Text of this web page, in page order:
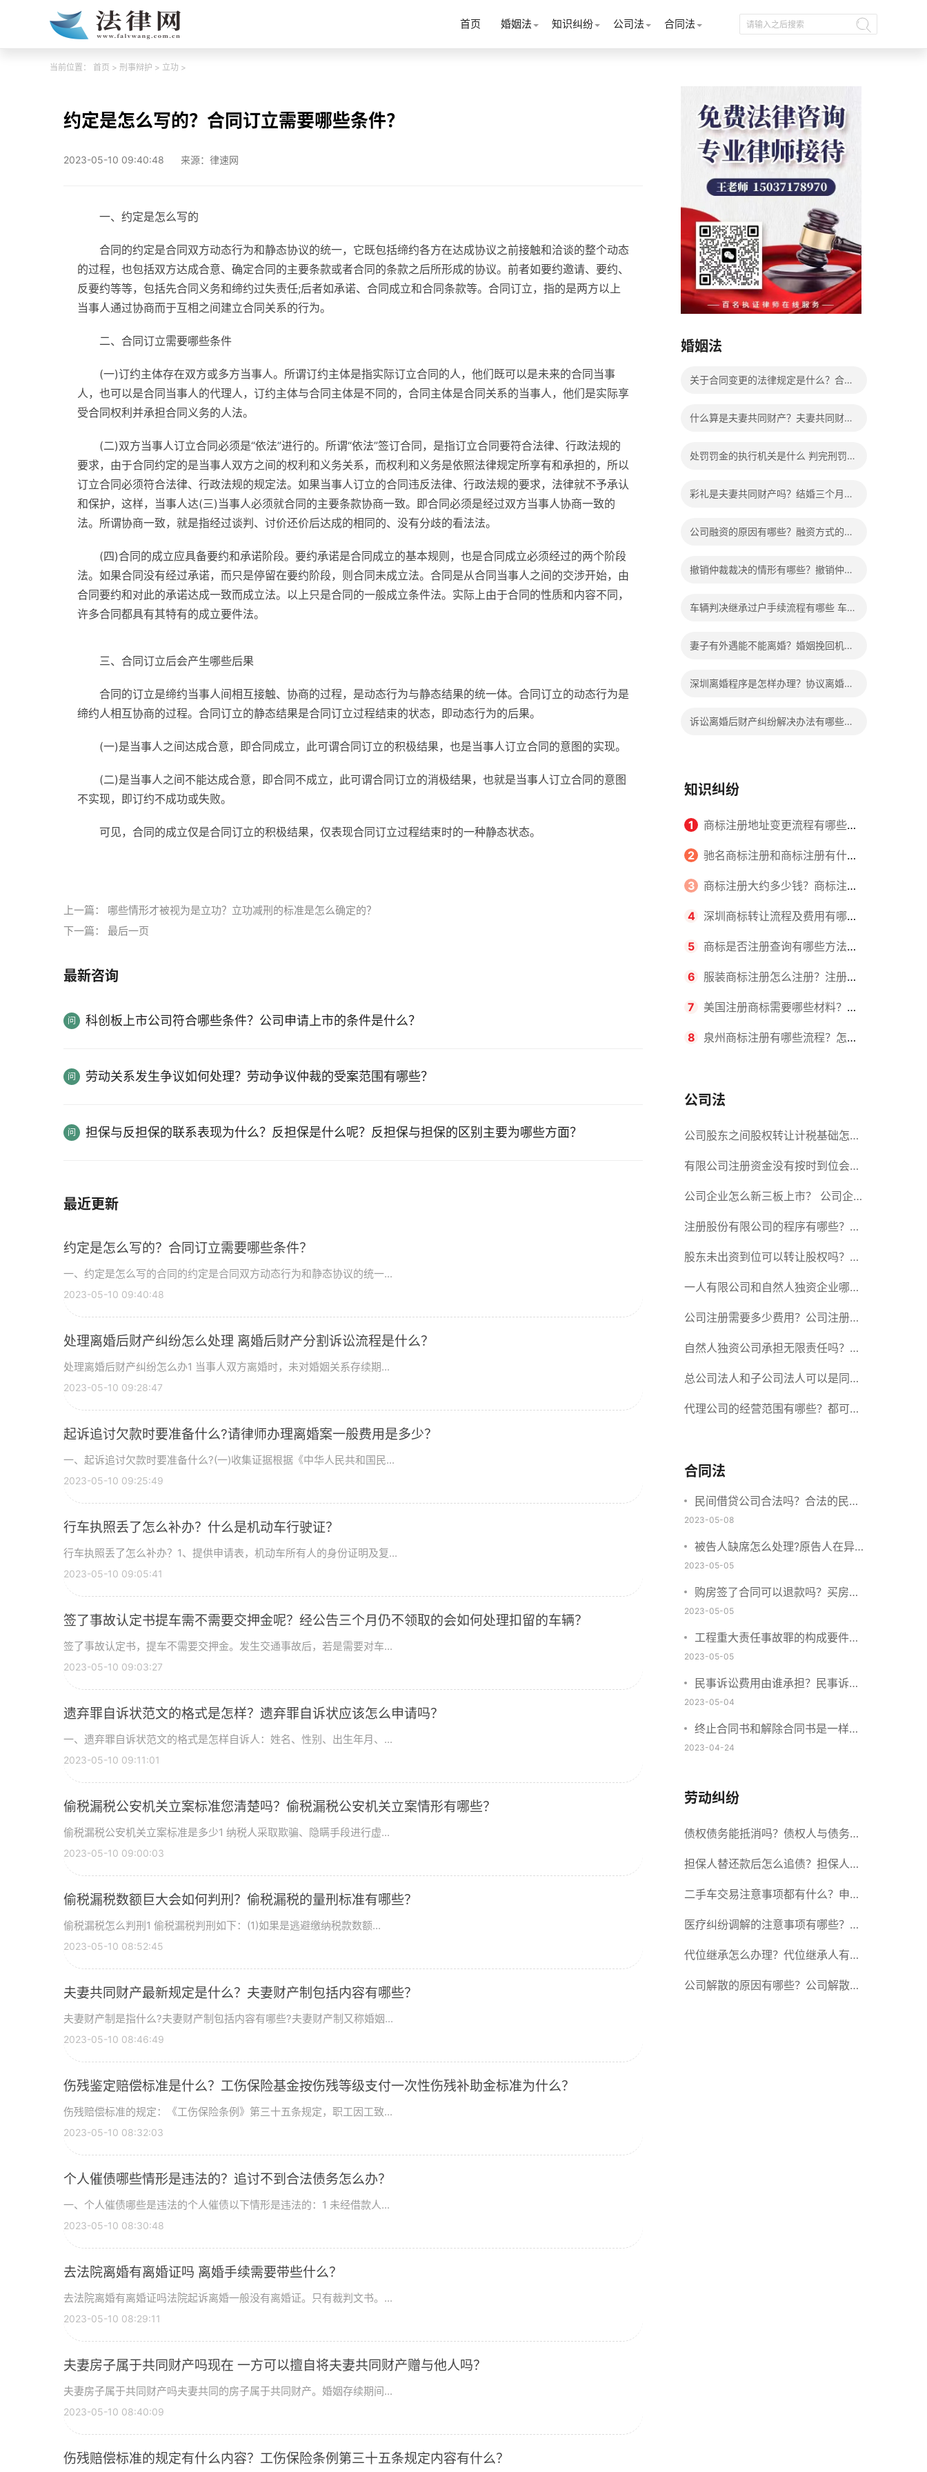
首页 婚姻法 知识纠纷 公司法 合同法
当前位置： 首页 > 刑事辩护 > 立功 >
约定是怎么写的？合同订立需要哪些条件？
2023-05-10 09:40:48 来源：律速网
一、约定是怎么写的
合同的约定是合同双方动态行为和静态协议的统一，它既包括缔约各方在达成协议之前接触和洽谈的整个动态
的过程，也包括双方达成合意、确定合同的主要条款或者合同的条款之后所形成的协议。前者如要约邀请、要约、
反要约等等，包括先合同义务和缔约过失责任;后者如承诺、合同成立和合同条款等。合同订立，指的是两方以上
当事人通过协商而于互相之间建立合同关系的行为。
二、合同订立需要哪些条件
(一)订约主体存在双方或多方当事人。所谓订约主体是指实际订立合同的人，他们既可以是未来的合同当事
人，也可以是合同当事人的代理人，订约主体与合同主体是不同的，合同主体是合同关系的当事人，他们是实际享
受合同权利并承担合同义务的人法。
(二)双方当事人订立合同必须是“依法”进行的。所谓“依法”签订合同，是指订立合同要符合法律、行政法规的
要求，由于合同约定的是当事人双方之间的权利和义务关系，而权利和义务是依照法律规定所享有和承担的，所以
订立合同必须符合法律、行政法规的规定法。如果当事人订立的合同违反法律、行政法规的要求，法律就不予承认
和保护，这样，当事人达(三)当事人必须就合同的主要条款协商一致。即合同必须是经过双方当事人协商一致的
法。所谓协商一致，就是指经过谈判、讨价还价后达成的相同的、没有分歧的看法法。
(四)合同的成立应具备要约和承诺阶段。要约承诺是合同成立的基本规则，也是合同成立必须经过的两个阶段
法。如果合同没有经过承诺，而只是停留在要约阶段，则合同未成立法。合同是从合同当事人之间的交涉开始，由
合同要约和对此的承诺达成一致而成立法。以上只是合同的一般成立条件法。实际上由于合同的性质和内容不同，
许多合同都具有其特有的成立要件法。
三、合同订立后会产生哪些后果
合同的订立是缔约当事人间相互接触、协商的过程，是动态行为与静态结果的统一体。合同订立的动态行为是
缔约人相互协商的过程。合同订立的静态结果是合同订立过程结束的状态，即动态行为的后果。
(一)是当事人之间达成合意，即合同成立，此可谓合同订立的积极结果，也是当事人订立合同的意图的实现。
(二)是当事人之间不能达成合意，即合同不成立，此可谓合同订立的消极结果，也就是当事人订立合同的意图
不实现，即订约不成功或失败。
可见，合同的成立仅是合同订立的积极结果，仅表现合同订立过程结束时的一种静态状态。
上一篇： 哪些情形才被视为是立功？立功减刑的标准是怎么确定的？
下一篇： 最后一页
最新咨询
科创板上市公司符合哪些条件？公司申请上市的条件是什么？
劳动关系发生争议如何处理？劳动争议仲裁的受案范围有哪些？
担保与反担保的联系表现为什么？反担保是什么呢？反担保与担保的区别主要为哪些方面？
最近更新
约定是怎么写的？合同订立需要哪些条件？
一、约定是怎么写的合同的约定是合同双方动态行为和静态协议的统一...
2023-05-10 09:40:48
处理离婚后财产纠纷怎么处理 离婚后财产分割诉讼流程是什么？
处理离婚后财产纠纷怎么办1 当事人双方离婚时，未对婚姻关系存续期...
2023-05-10 09:28:47
起诉追讨欠款时要准备什么?请律师办理离婚案一般费用是多少？
一、起诉追讨欠款时要准备什么?(一)收集证据根据《中华人民共和国民...
2023-05-10 09:25:49
行车执照丢了怎么补办？什么是机动车行驶证？
行车执照丢了怎么补办？1、提供申请表，机动车所有人的身份证明及复...
2023-05-10 09:05:41
签了事故认定书提车需不需要交押金呢？经公告三个月仍不领取的会如何处理扣留的车辆？
签了事故认定书，提车不需要交押金。发生交通事故后，若是需要对车...
2023-05-10 09:03:27
遗弃罪自诉状范文的格式是怎样？遗弃罪自诉状应该怎么申请吗？
一、遗弃罪自诉状范文的格式是怎样自诉人：姓名、性别、出生年月、...
2023-05-10 09:11:01
偷税漏税公安机关立案标准您清楚吗？偷税漏税公安机关立案情形有哪些？
偷税漏税公安机关立案标准是多少1 纳税人采取欺骗、隐瞒手段进行虚...
2023-05-10 09:00:03
偷税漏税数额巨大会如何判刑？偷税漏税的量刑标准有哪些？
偷税漏税怎么判刑1 偷税漏税判刑如下：(1)如果是逃避缴纳税款数额...
2023-05-10 08:52:45
夫妻共同财产最新规定是什么？夫妻财产制包括内容有哪些？
夫妻财产制是指什么?夫妻财产制包括内容有哪些?夫妻财产制又称婚姻...
2023-05-10 08:46:49
伤残鉴定赔偿标准是什么？工伤保险基金按伤残等级支付一次性伤残补助金标准为什么？
伤残赔偿标准的规定：《工伤保险条例》第三十五条规定，职工因工致...
2023-05-10 08:32:03
个人催债哪些情形是违法的？追讨不到合法债务怎么办？
一、个人催债哪些是违法的个人催债以下情形是违法的：1 未经借款人...
2023-05-10 08:30:48
去法院离婚有离婚证吗 离婚手续需要带些什么？
去法院离婚有离婚证吗法院起诉离婚一般没有离婚证。只有裁判文书。...
2023-05-10 08:29:11
夫妻房子属于共同财产吗现在 一方可以擅自将夫妻共同财产赠与他人吗？
夫妻房子属于共同财产吗夫妻共同的房子属于共同财产。婚姻存续期间...
2023-05-10 08:40:09
伤残赔偿标准的规定有什么内容？工伤保险条例第三十五条规定内容有什么？
婚姻法
关于合同变更的法律规定是什么？合同
什么算是夫妻共同财产？夫妻共同财产
处罚罚金的执行机关是什么 判完刑罚金
彩礼是夫妻共同财产吗？结婚三个月离
公司融资的原因有哪些？融资方式的种
撤销仲裁裁决的情形有哪些？撤销仲裁
车辆判决继承过户手续流程有哪些 车辆
妻子有外遇能不能离婚？婚姻挽回机构
深圳离婚程序是怎样办理？协议离婚和
诉讼离婚后财产纠纷解决办法有哪些？
知识纠纷
1 商标注册地址变更流程有哪些？
怎么提交申请书件？
2 驰名商标注册和商标注册有什么
区别？
3 商标注册大约多少钱？商标注册
查询的方式有哪些？
4 深圳商标转让流程及费用有哪些
要求？商标转让所需时间是多久？
5 商标是否注册查询有哪些方法？
有哪些步骤？
6 服装商标注册怎么注册？注册商
标流程有哪些？
7 美国注册商标需要哪些材料？美
国商标办理流程有哪些？
8 泉州商标注册有哪些流程？怎么
公司法
公司股东之间股权转让计税基础怎么
确认？公司股东之间的股权转让要符
合什么要件？
有限公司注册资金没有按时到位会怎
么样？股份有限公司设立的注册条件
公司企业怎么新三板上市？ 公司企
业新三板上市的流程
注册股份有限公司的程序有哪些？注
册股份有限公司需要提交哪些材料？
股东未出资到位可以转让股权吗？股
东未出资到位能否分红？
一人有限公司和自然人独资企业哪个
好？一人公司设立条件有哪些？
公司注册需要多少费用？公司注册需
要准备什么材料？
自然人独资公司承担无限责任吗？有
限责任公司与有限责任公司的区别
总公司法人和子公司法人可以是同一
个人吗？总公司更名分公司需要更改
代理公司的经营范围有哪些？都可以
合同法
民间借贷公司合法吗？合法的民间
借贷需要符合哪些要求？
2023-05-08
被告人缺席怎么处理?原告人在异
地怎么起诉?
2023-05-05
购房签了合同可以退款吗？买房子
定金不退该找谁？
2023-05-05
工程重大责任事故罪的构成要件是
什么？工程重大安全事故罪的处罚
标准是什么？
2023-05-05
民事诉讼费用由谁承担？民事诉讼
费用收取标准2023
2023-05-04
终止合同书和解除合同书是一样的
吗？提前终止合同算不算违约？
2023-04-24
劳动纠纷
债权债务能抵消吗？债权人与债务人
的区别在哪？
担保人替还款后怎么追债？担保人可
以委托别人签字吗？
二手车交易注意事项都有什么？申请
转移登记的现机动车所有人应当准备
哪些材料？
医疗纠纷调解的注意事项有哪些？医
疗纠纷调解有哪些方式？
代位继承怎么办理？代位继承人有赡
养的能力吗？
公司解散的原因有哪些？公司解散的